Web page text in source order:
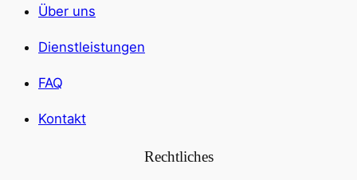
Über uns
Dienstleistungen
FAQ
Kontakt
Rechtliches